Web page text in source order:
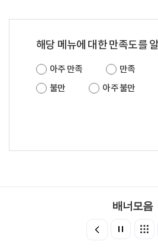
해당 메뉴에 대한 만족도를
아주 만족 만족
불만
아주 불만
배너모음